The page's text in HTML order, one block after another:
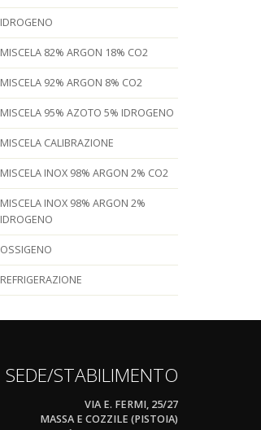
IDROGENO
MISCELA 82% ARGON 18% CO2
MISCELA 92% ARGON 8% CO2
MISCELA 95% AZOTO 5% IDROGENO
MISCELA CALIBRAZIONE
MISCELA INOX 98% ARGON 2% CO2
MISCELA INOX 98% ARGON 2%
IDROGENO
OSSIGENO
REFRIGERAZIONE
SEDE/STABILIMENTO
VIA E. FERMI, 25/27
MASSA E COZZILE (PISTOIA)